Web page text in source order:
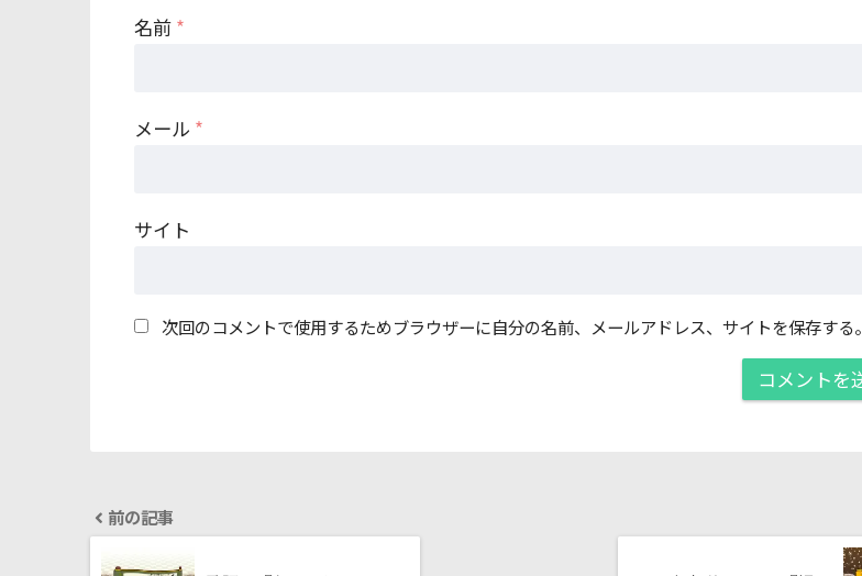
名前 *
メール *
サイト
次回のコメントで使用するためブラウザーに自分の名前、メールアドレス、サイトを保存する。
前の記事